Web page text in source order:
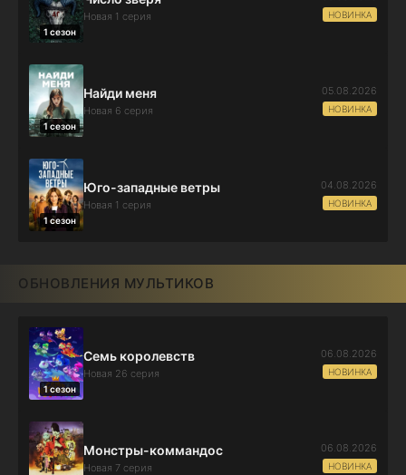
1 сезон
Новая 1 серия НОВИНКА
1 сезон
Найди меня
Новая 6 серия
05.08.2026
НОВИНКА
1 сезон
Юго-западные ветры
Новая 1 серия
04.08.2026
НОВИНКА
ОБНОВЛЕНИЯ МУЛЬТИКОВ
1 сезон
Семь королевств
Новая 26 серия
06.08.2026
НОВИНКА
Монстры-коммандос
Новая 7 серия
06.08.2026
НОВИНКА